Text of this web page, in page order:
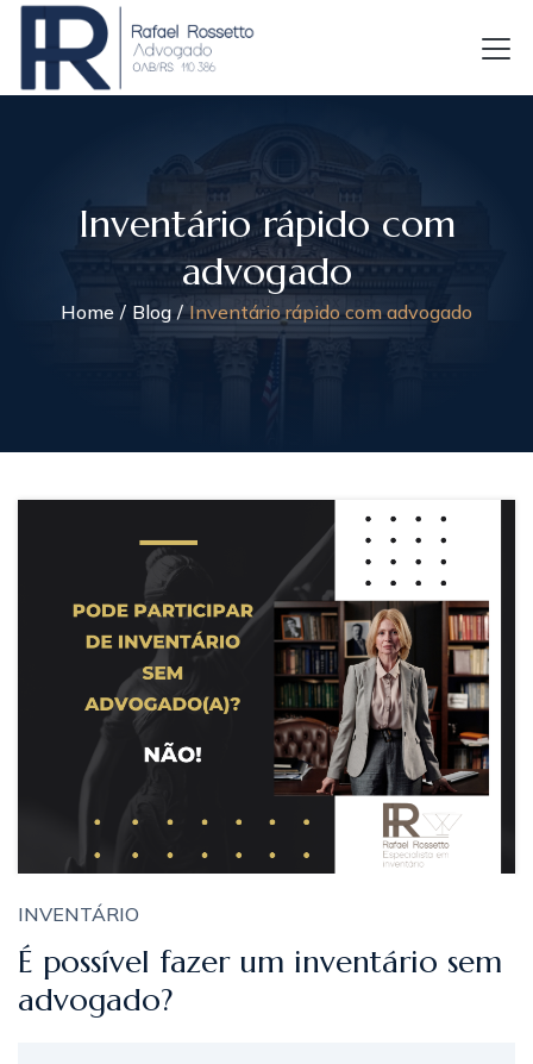
Inventário rápido com
advogado
Home Blog Inventário rápido com advogado
INVENTÁRIO
É possível fazer um inventário sem
advogado?